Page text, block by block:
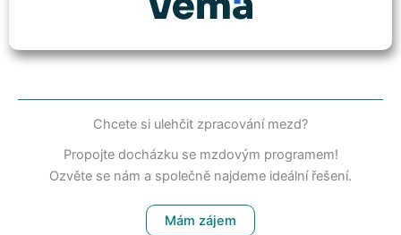
Chcete si ulehčit zpracování mezd?
Propojte docházku se mzdovým programem!
Ozvěte se nám a společně najdeme ideální řešení.
Mám zájem